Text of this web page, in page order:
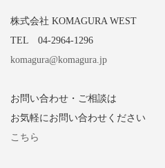
株式会社 KOMAGURA WEST
TEL 04-2964-1296
komagura@komagura.jp
お問い合わせ・ご相談は
お気軽にお問い合わせください
こちら